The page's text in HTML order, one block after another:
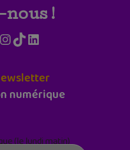
nous !
Instagram
TikTokLinkedIn
numérique
(le lundi matin)